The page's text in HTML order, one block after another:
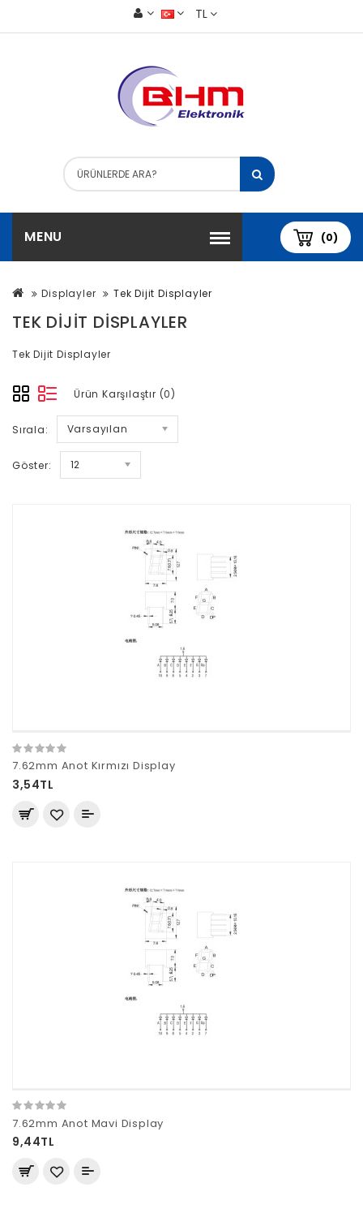
TL
(0)
MENU
Displayler Tek Dijit Displayler
TEK DIJIT DISPLAYLER
Tek Dijit Displayler
Ürün Karşılaştır (0)
Sırala: Varsayılan
Göster: 12
7.62mm Anot Kırmızı Display
3,54TL
7.62mm Anot Mavi Display
9,44TL